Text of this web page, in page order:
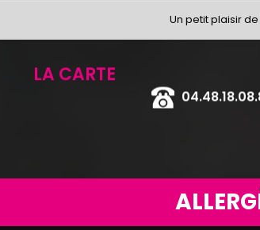
Un petit plaisir de
LA CARTE